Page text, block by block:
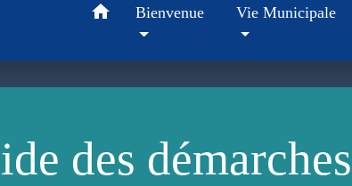
home Bienvenue Vie Municipale
des démarches